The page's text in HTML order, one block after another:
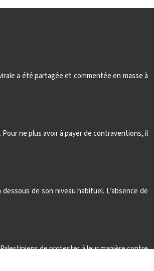
a été partagée et commentée en masse à
ne plus avoir à payer de contraventions, il
de son niveau habituel. L’absence de
de protester à leur manière contre